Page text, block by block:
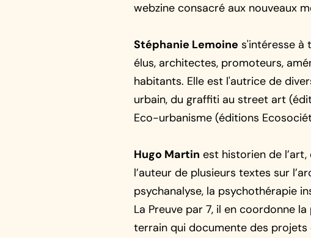
webzine consacré aux nouveaux
Stéphanie Lemoine s'intéresse à
élus, architectes, promoteurs,
habitants. Elle est l'autrice de
urbain, du graffiti au street art
Eco-urbanisme (éditions
Hugo Martin est historien de l’art,
l’auteur de plusieurs textes sur
psychanalyse, la psychothérapie
La Preuve par 7, il en coordonne
terrain qui documente des